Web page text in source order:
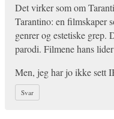
Det virker som om
Tarantino: en filmskaper
genrer og estetiske grep.
parodi. Filmene hans
Men, jeg har jo ikke sett
Svar